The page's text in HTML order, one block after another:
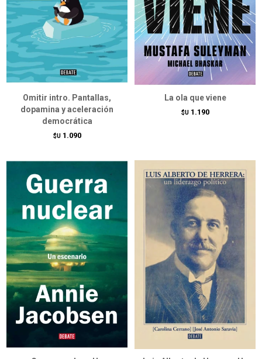
Omitir intro. Pantallas,
dopamina y aceleración
democrática
$U 1.090
La ola que viene
$U 1.190